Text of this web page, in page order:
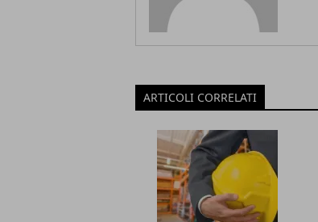
ARTICOLI CORRELATI